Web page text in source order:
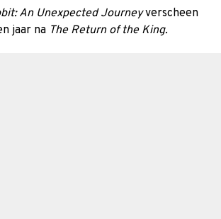
An Unexpected Journeyverscheen
jaar na The Return of the King.